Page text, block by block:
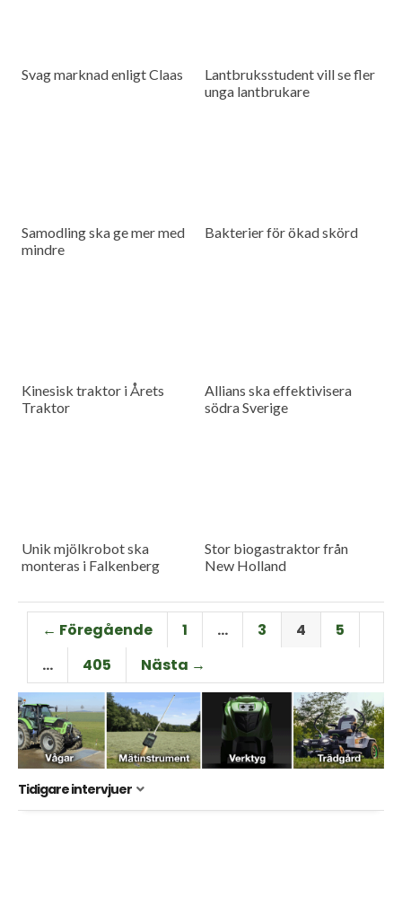
Svag marknad enligt Claas
Lantbruksstudent vill se fler
unga lantbrukare
Samodling ska ge mer med
mindre
Bakterier för ökad skörd
Kinesisk traktor i Årets
Traktor
Allians ska effektivisera
södra Sverige
Unik mjölkrobot ska
monteras i Falkenberg
Stor biogastraktor från
New Holland
← Föregående 1 … 3 4
5
…
405 Nästa →
Tidigare intervjuer